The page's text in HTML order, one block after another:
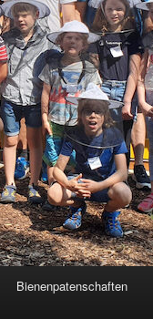
Bienenpatenschaften